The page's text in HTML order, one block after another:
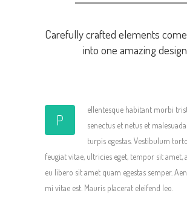
Carefully crafted elements
into one amazing
P
ellentesque habitant morbi
senectus et netus et
turpis egestas. Vestibulum
feugiat vitae, ultricies eget, tempor sit amet,
eu libero sit amet quam egestas semper.
mi vitae est. Mauris placerat eleifend leo.